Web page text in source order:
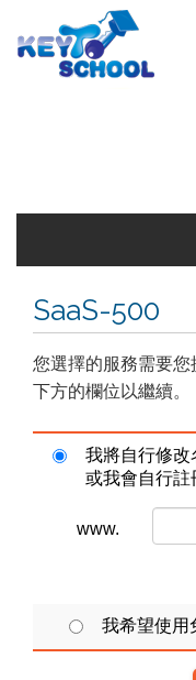
SaaS-500
您選擇的服務需要
下方的欄位以繼續。
我將自行修改
或我會自行註
www.
我希望使用